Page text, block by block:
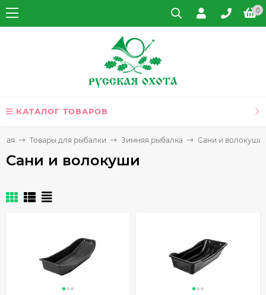
0
КАТАЛОГ ТОВАРОВ
Товары для рыбалки Зимняя рыбалка Сани и волокуши
Сани и волокуши